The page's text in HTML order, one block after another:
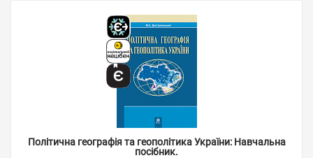
Політична географія та геополітика України: Навчальна
посібник.